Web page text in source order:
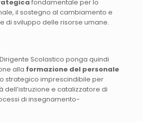
fondamentale per lo
il sostegno al cambiamento e
di sviluppo delle risorse umane.
Scolastico ponga quindi
alla formazione del personale
strategico imprescindibile per
dell’istruzione e catalizzatore di
di insegnamento-